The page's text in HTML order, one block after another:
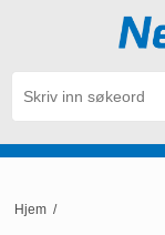
Hjem /